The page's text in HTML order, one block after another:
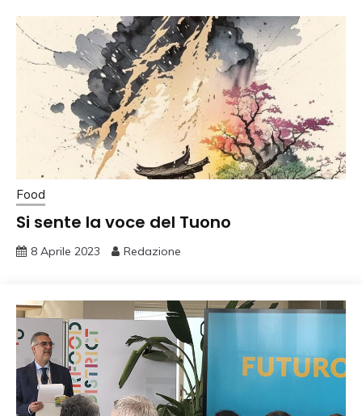
Food
Si sente la voce del Tuono
8 Aprile 2023 Redazione